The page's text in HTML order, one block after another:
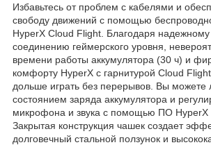
Избавьтесь от проблем с кабелями и
свободу движений с помощью
HyperX Cloud Flight. Благодаря
соединению геймерского уровня,
времени работы аккумулятора (30 ч) и
комфорту HyperX с гарнитурой Cloud
дольше играть без перерывов. Вы можете
состоянием заряда аккумулятора и
микрофона и звука с помощью ПО HyperX
Закрытая конструкция чашек создает
долговечный стальной ползунок и